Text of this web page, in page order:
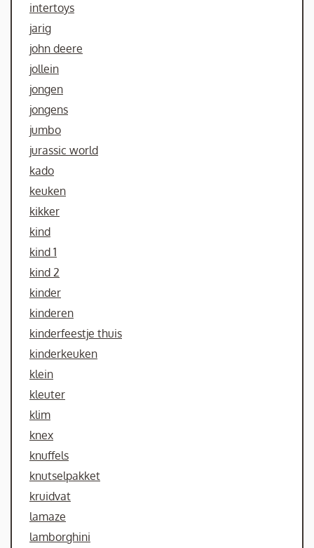
intertoys
jarig
john deere
jollein
jongen
jongens
jumbo
jurassic world
kado
keuken
kikker
kind
kind 1
kind 2
kinder
kinderen
kinderfeestje thuis
kinderkeuken
klein
kleuter
klim
knex
knuffels
knutselpakket
kruidvat
lamaze
lamborghini